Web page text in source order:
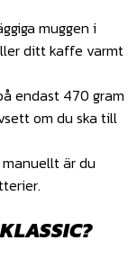
muggen i
ditt kaffe varmt
endast 470 gram
om du ska till
är du